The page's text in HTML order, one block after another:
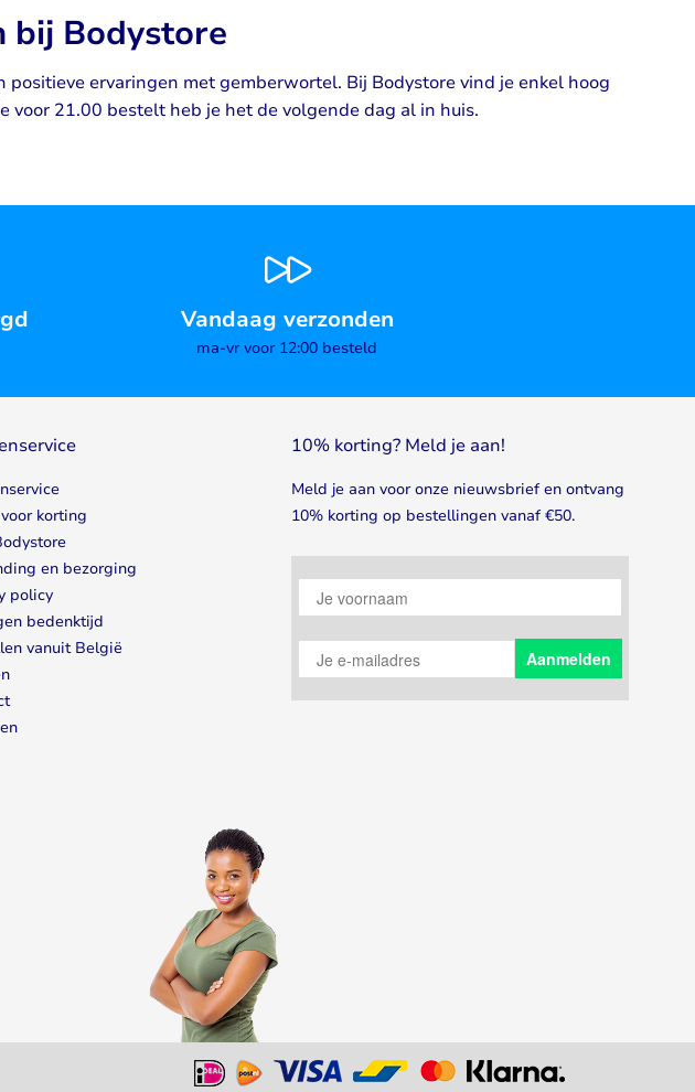
bij Bodystore
ervaringen met gemberwortel. Bij Bodystore vind je enkel hoog
voor 21.00 bestelt heb je het de volgende dag al in huis.
Vandaag verzonden
ma-vr voor 12:00 besteld
korting
en bezorging
policy
bedenktijd
vanuit België
10% korting? Meld je aan!
Meld je aan voor onze nieuwsbrief en ontvang
10% korting op bestellingen vanaf €50.
Je voornaam
Je e-mailadres Aanmelden